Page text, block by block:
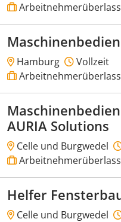
Hamburg
Vollzeit
AURIA Solutions
Celle und Burgwedel
Helfer
Celle und Burgwedel